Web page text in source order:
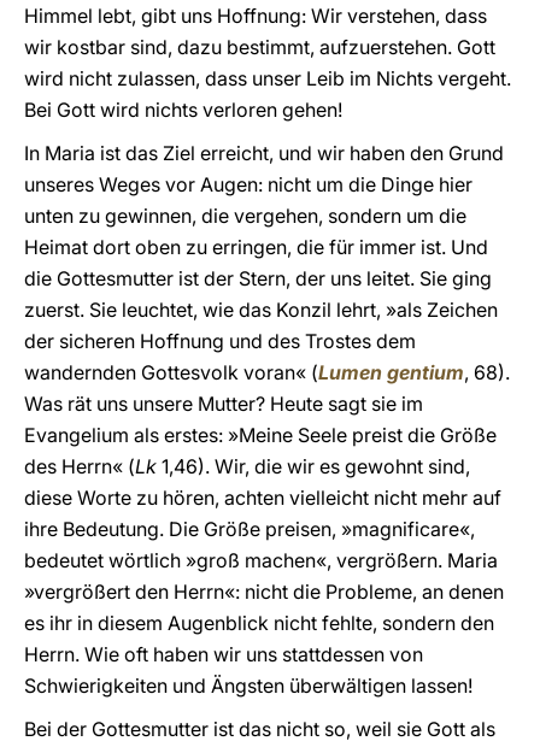
Himmel lebt, gibt uns Hoffnung: Wir verstehen, dass
wir kostbar sind, dazu bestimmt, aufzuerstehen. Gott
wird nicht zulassen, dass unser Leib im Nichts vergeht.
Bei Gott wird nichts verloren gehen!
In Maria ist das Ziel erreicht, und wir haben den Grund
unseres Weges vor Augen: nicht um die Dinge hier
unten zu gewinnen, die vergehen, sondern um die
Heimat dort oben zu erringen, die für immer ist. Und
die Gottesmutter ist der Stern, der uns leitet. Sie ging
zuerst. Sie leuchtet, wie das Konzil lehrt, »als Zeichen
der sicheren Hoffnung und des Trostes dem
wandernden Gottesvolk voran« (Lumen gentium, 68).
Was rät uns unsere Mutter? Heute sagt sie im
Evangelium als erstes: »Meine Seele preist die Größe
des Herrn« (Lk 1,46). Wir, die wir es gewohnt sind,
diese Worte zu hören, achten vielleicht nicht mehr auf
ihre Bedeutung. Die Größe preisen, »magnificare«,
bedeutet wörtlich »groß machen«, vergrößern. Maria
»vergrößert den Herrn«: nicht die Probleme, an denen
es ihr in diesem Augenblick nicht fehlte, sondern den
Herrn. Wie oft haben wir uns stattdessen von
Schwierigkeiten und Ängsten überwältigen lassen!
Bei der Gottesmutter ist das nicht so, weil sie Gott als